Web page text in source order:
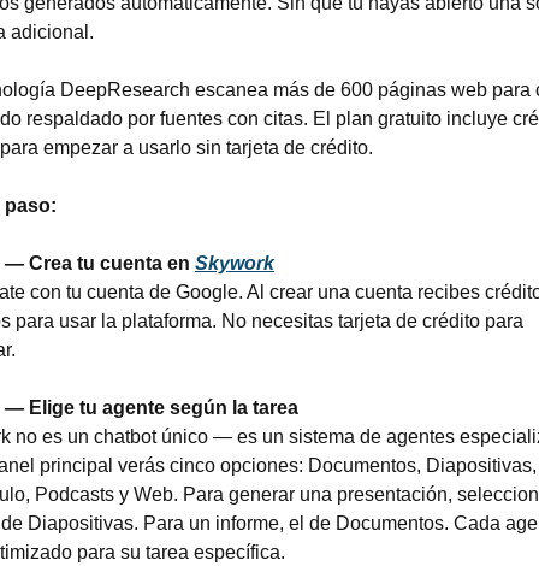
adicional.
DeepResearch escanea más de 600 páginas web para
respaldado por fuentes con citas. El plan gratuito incluye
empezar a usarlo sin tarjeta de crédito.
paso:
— Crea tu cuenta en Skywork
con tu cuenta de Google. Al crear una cuenta recibes
para usar la plataforma. No necesitas tarjeta de crédito para
— Elige tu agente según la tarea
no es un chatbot único — es un sistema de agentes
principal verás cinco opciones: Documentos,
Podcasts y Web. Para generar una presentación,
Diapositivas. Para un informe, el de Documentos. Cada
para su tarea específica.